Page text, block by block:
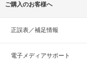
ご購入のお客様へ
正誤表／補足情報
電子メディアサポート